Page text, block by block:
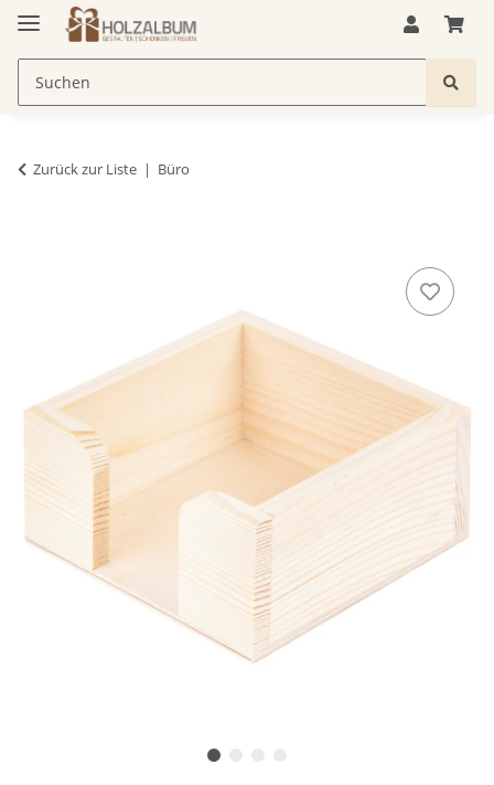
Zurück zur Liste Büro